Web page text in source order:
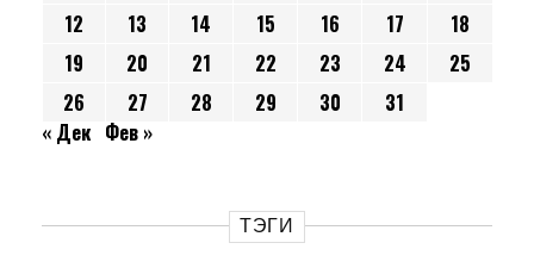
12
13 14 15 16 17
18
19
20 21 22 23 24
25
26
27 28 29 30
31
« Дек Фев »
ТЭГИ